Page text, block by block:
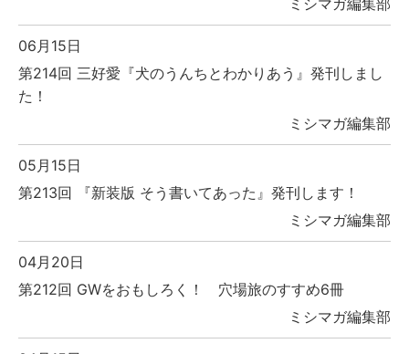
06月15日
第214回 三好愛『犬のうんちとわかりあう』発刊しまし
た！
ミシマガ編集部
05月15日
第213回 『新装版 そう書いてあった』発刊します！
ミシマガ編集部
04月20日
第212回 GWをおもしろく！ 穴場旅のすすめ6冊
ミシマガ編集部